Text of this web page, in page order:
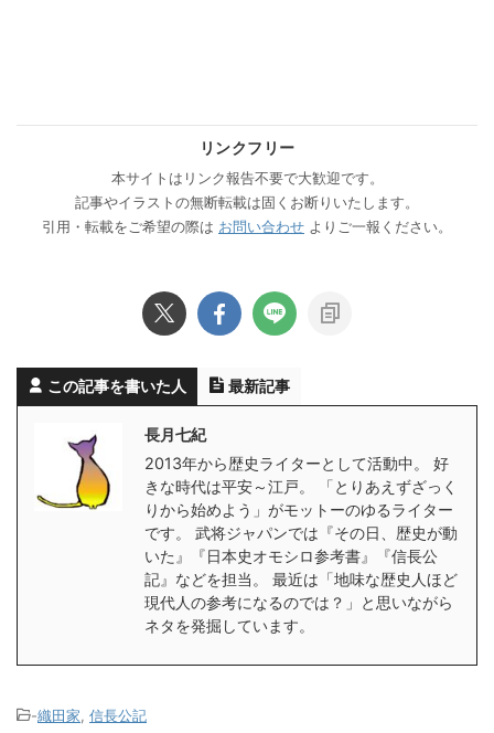
リンクフリー
本サイトはリンク報告不要で大歓迎です。
記事やイラストの無断転載は固くお断りいたします。
引用・転載をご希望の際は お問い合わせ よりご一報ください。
この記事を書いた人 最新記事
長月七紀
2013年から歴史ライターとして活動中。 好
きな時代は平安～江戸。 「とりあえずざっく
りから始めよう」がモットーのゆるライター
です。 武将ジャパンでは『その日、歴史が動
いた』『日本史オモシロ参考書』『信長公
記』などを担当。 最近は「地味な歴史人ほど
現代人の参考になるのでは？」と思いながら
ネタを発掘しています。
-織田家, 信長公記